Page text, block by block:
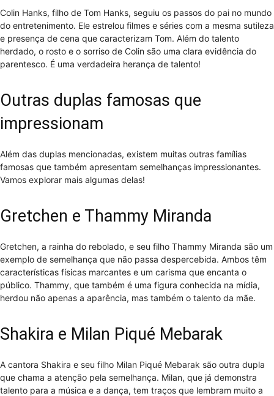
Colin Hanks, filho de Tom Hanks, seguiu os passos do pai no mundo
do entretenimento. Ele estrelou filmes e séries com a mesma sutileza
e presença de cena que caracterizam Tom. Além do talento
herdado, o rosto e o sorriso de Colin são uma clara evidência do
parentesco. É uma verdadeira herança de talento!
Outras duplas famosas que
impressionam
Além das duplas mencionadas, existem muitas outras famílias
famosas que também apresentam semelhanças impressionantes.
Vamos explorar mais algumas delas!
Gretchen e Thammy Miranda
Gretchen, a rainha do rebolado, e seu filho Thammy Miranda são um
exemplo de semelhança que não passa despercebida. Ambos têm
características físicas marcantes e um carisma que encanta o
público. Thammy, que também é uma figura conhecida na mídia,
herdou não apenas a aparência, mas também o talento da mãe.
Shakira e Milan Piqué Mebarak
A cantora Shakira e seu filho Milan Piqué Mebarak são outra dupla
que chama a atenção pela semelhança. Milan, que já demonstra
talento para a música e a dança, tem traços que lembram muito a